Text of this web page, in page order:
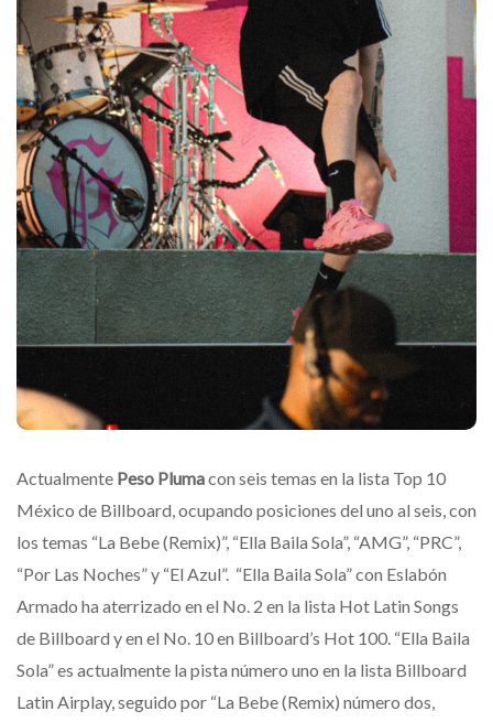
Actualmente Peso Plumacon seis temas en la lista Top 10
México de Billboard, ocupando posiciones del uno al seis, con
los temas “La Bebe (Remix)”, “Ella Baila Sola”, “AMG”, “PRC”,
“Por Las Noches” y “El Azul”. “Ella Baila Sola” con Eslabón
Armado ha aterrizado en el No. 2 en la lista Hot Latin Songs
de Billboard y en el No. 10 en Billboard’s Hot 100. “Ella Baila
Sola” es actualmente la pista número uno en la lista Billboard
Latin Airplay, seguido por “La Bebe (Remix) número dos,